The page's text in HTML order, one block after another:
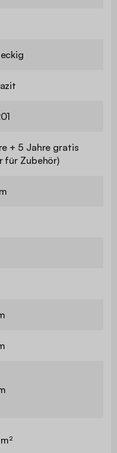
+ 5 Jahre gratis
für Zubehör)